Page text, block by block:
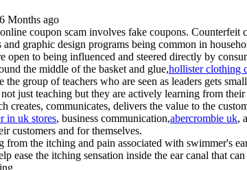
Months ago
coupon scam involves fake coupons.
and graphic design programs being common in
open to being influenced and steered directly by
the middle of the basket and glue,hollister clothing
the group of teachers who are seen as leaders gets
just teaching but they are actively learning from their
creates, communicates, delivers the value to the
in uk stores, business communication,abercrombie uk,
customers and for themselves.
from the itching and pain associated with swimmer's
ease the itching sensation inside the ear canal that